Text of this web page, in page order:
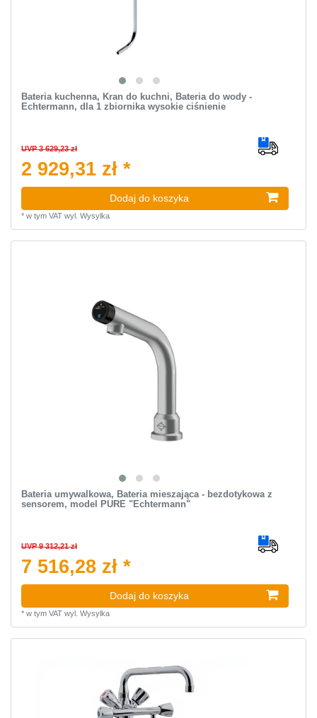
Bateria kuchenna, Kran do kuchni, Bateria do wody -
Echtermann, dla 1 zbiornika wysokie ciśnienie
UVP 3 629,23 zł
2 929,31 zł *
Dodaj do koszyka
* w tym VATwyl. Wysylka
Bateria umywalkowa, Bateria mieszająca - bezdotykowa z
sensorem, model PURE "Echtermann"
UVP 9 312,21 zł
7 516,28 zł *
Dodaj do koszyka
* w tym VATwyl. Wysylka